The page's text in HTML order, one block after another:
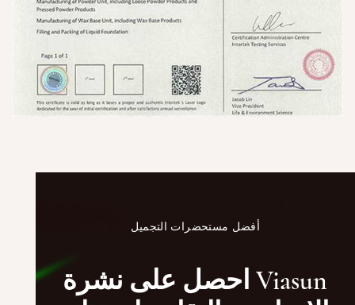
أفضل مستحضرات التجميل
احصل على نشرة Viasun